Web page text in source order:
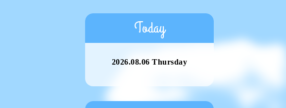
Today
2026.08.06 Thursday